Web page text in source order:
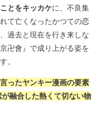
とをキッカケに、不良集
て亡くなったかつての恋
過去と現在を行き来しな
卍會』で成り上がる姿を
。
ったヤンキー漫画の要素
融合した熱くて切ない物